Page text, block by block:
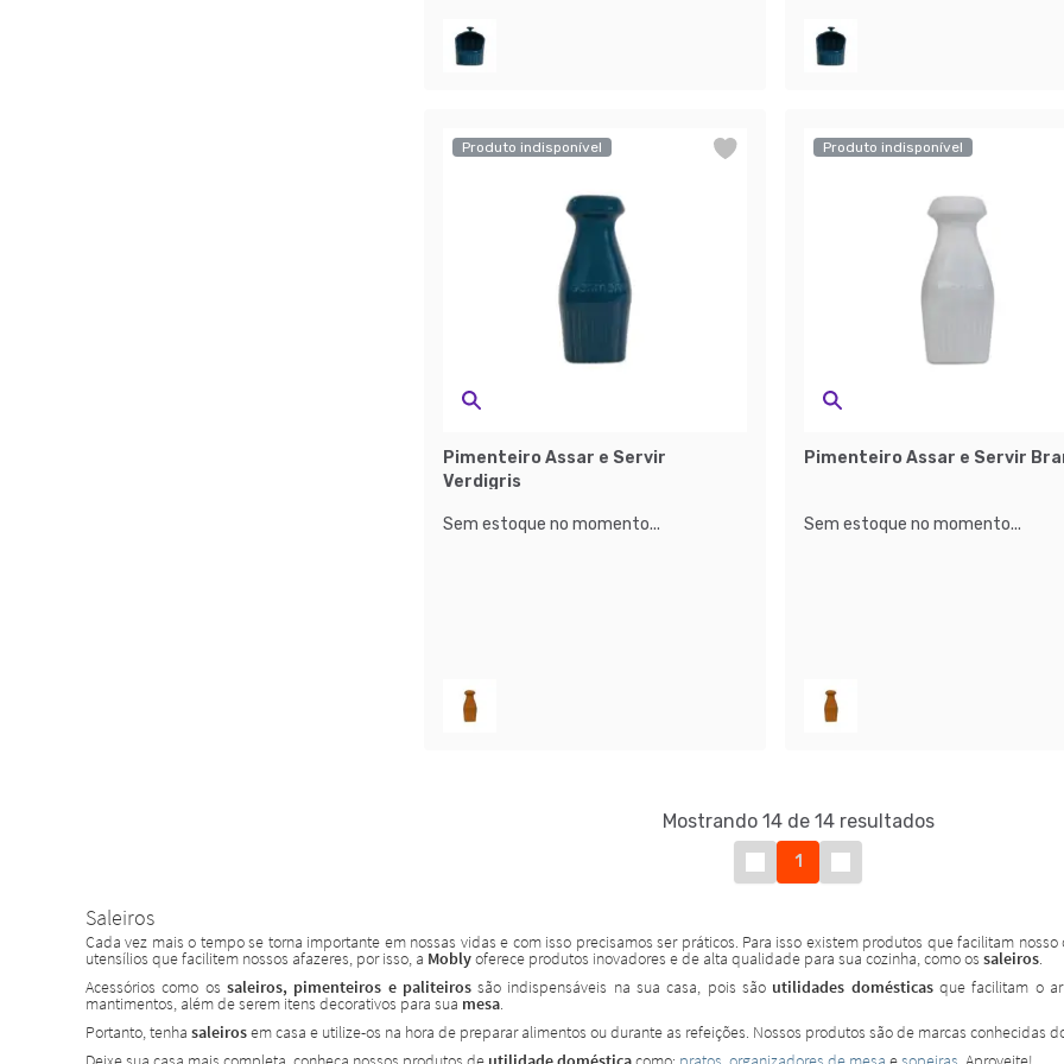
Produto indisponível
Pimenteiro Assar e Servir
Verdigris
Sem estoque no momento...
Produto indisponível
Pimenteiro Assar e Servir
Sem estoque no momento...
Mostrando 14 de 14 resultados
1